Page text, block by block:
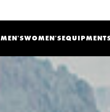
MEN'SWOMEN'SEQUIPMENT